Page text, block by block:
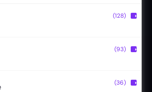
(20)
(11)
(128) ▶
(13)
(93) ▶
(36) ▶